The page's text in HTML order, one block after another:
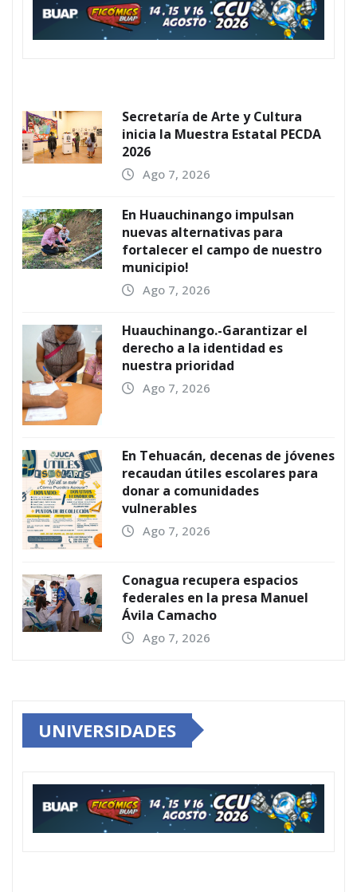
Secretaría de Arte y Cultura
inicia la Muestra Estatal PECDA
2026
Ago 7, 2026
En Huauchinango impulsan
nuevas alternativas para
fortalecer el campo de nuestro
municipio!
Ago 7, 2026
Huauchinango.-Garantizar el
derecho a la identidad es
nuestra prioridad
Ago 7, 2026
En Tehuacán, decenas de jóvenes
recaudan útiles escolares para
donar a comunidades
vulnerables
Ago 7, 2026
Conagua recupera espacios
federales en la presa Manuel
Ávila Camacho
Ago 7, 2026
UNIVERSIDADES